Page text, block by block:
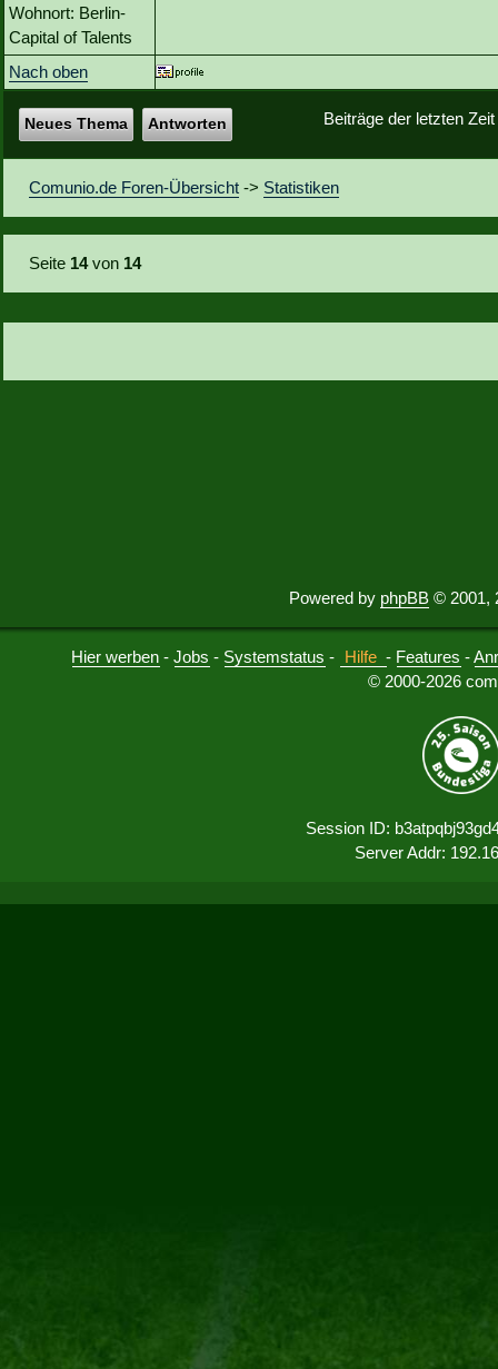
Wohnort: Berlin-
Capital of Talents
Nach oben
Beiträge der letzten
Neues Thema Antworten
Comunio.de Foren-Übersicht -> Statistiken
Seite 14von 14
Powered by phpBB © 2001,
Hier werben -Jobs - Systemstatus - Hilfe - Features -
© 2000-2026
Session ID:
Server Addr: